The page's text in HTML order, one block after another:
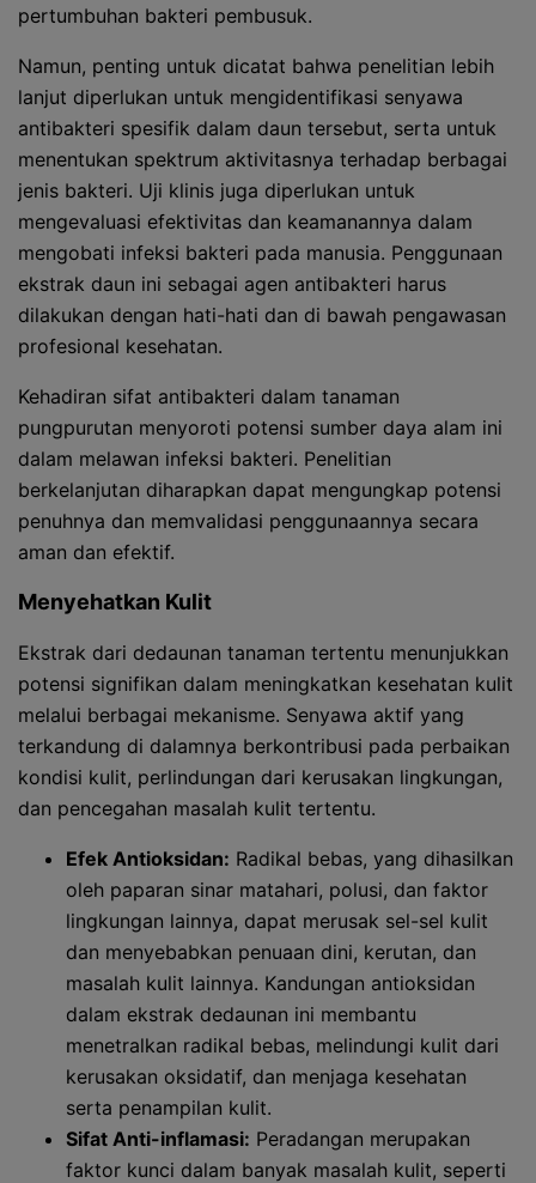
pertumbuhan bakteri pembusuk.
Namun, penting untuk dicatat bahwa penelitian lebih
lanjut diperlukan untuk mengidentifikasi senyawa
antibakteri spesifik dalam daun tersebut, serta untuk
menentukan spektrum aktivitasnya terhadap berbagai
jenis bakteri. Uji klinis juga diperlukan untuk
mengevaluasi efektivitas dan keamanannya dalam
mengobati infeksi bakteri pada manusia. Penggunaan
ekstrak daun ini sebagai agen antibakteri harus
dilakukan dengan hati-hati dan di bawah pengawasan
profesional kesehatan.
Kehadiran sifat antibakteri dalam tanaman
pungpurutan menyoroti potensi sumber daya alam ini
dalam melawan infeksi bakteri. Penelitian
berkelanjutan diharapkan dapat mengungkap potensi
penuhnya dan memvalidasi penggunaannya secara
aman dan efektif.
Menyehatkan Kulit
Ekstrak dari dedaunan tanaman tertentu menunjukkan
potensi signifikan dalam meningkatkan kesehatan kulit
melalui berbagai mekanisme. Senyawa aktif yang
terkandung di dalamnya berkontribusi pada perbaikan
kondisi kulit, perlindungan dari kerusakan lingkungan,
dan pencegahan masalah kulit tertentu.
Efek Antioksidan: Radikal bebas, yang dihasilkan
oleh paparan sinar matahari, polusi, dan faktor
lingkungan lainnya, dapat merusak sel-sel kulit
dan menyebabkan penuaan dini, kerutan, dan
masalah kulit lainnya. Kandungan antioksidan
dalam ekstrak dedaunan ini membantu
menetralkan radikal bebas, melindungi kulit dari
kerusakan oksidatif, dan menjaga kesehatan
serta penampilan kulit.
Sifat Anti-inflamasi: Peradangan merupakan
faktor kunci dalam banyak masalah kulit, seperti